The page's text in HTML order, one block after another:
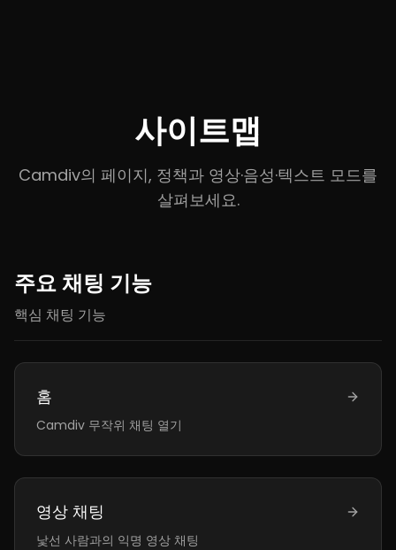
사이트맵
Camdiv의 페이지, 정책과 영상·음성·텍스트 모드를
살펴보세요.
주요 채팅 기능
핵심 채팅 기능
홈
Camdiv 무작위 채팅 열기
영상 채팅
낯선 사람과의 익명 영상 채팅